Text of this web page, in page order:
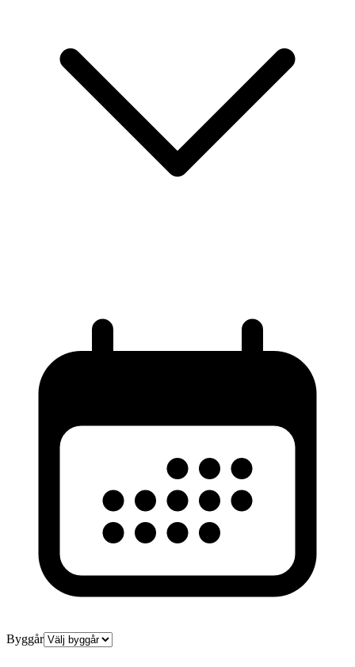
Byggår